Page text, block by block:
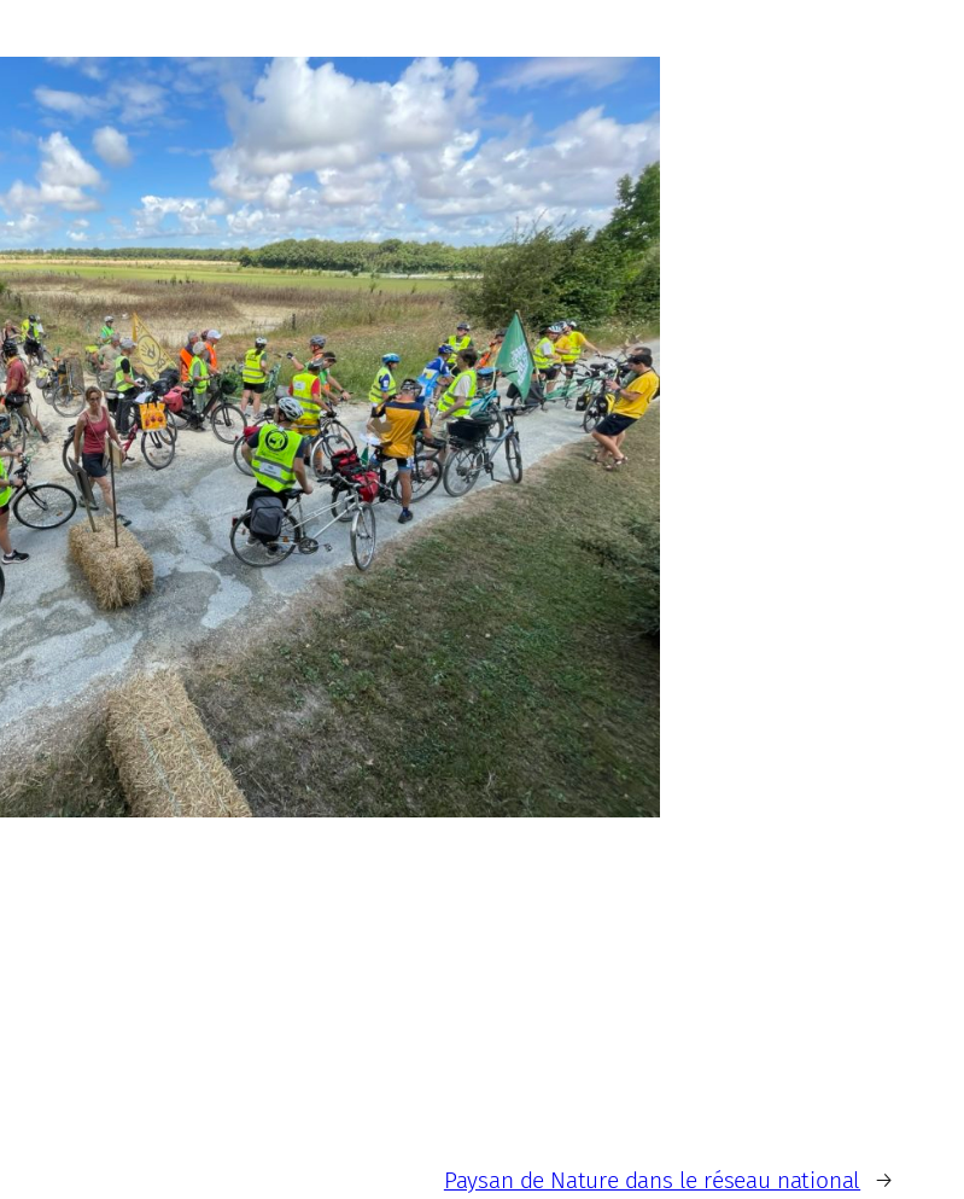
Paysan de Nature dans le réseau national →